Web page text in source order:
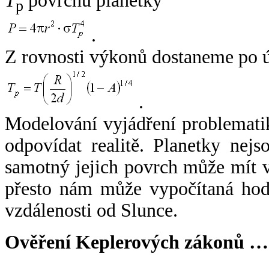
p
.
Z rovnosti výkonů dostaneme po
.
Modelování vyjádření
odpovídat realitě. Planetky
samotný jejich povrch může mít
přesto nám může vypočítaná
vzdálenosti od Slunce.
Ověření Keplerových zákonů …